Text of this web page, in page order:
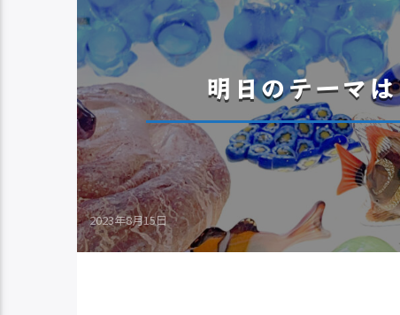
明日のテーマ
2023年8月15日